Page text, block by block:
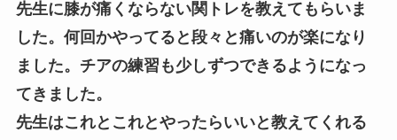
先生に膝が痛くならない関トレを教えてもらいま
した。何回かやってると段々と痛いのが楽になり
ました。チアの練習も少しずつできるようになっ
てきました。
先生はこれとこれとやったらいいと教えてくれる